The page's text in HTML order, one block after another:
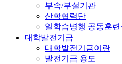
부속/부설기관
산학협력단
일학습병행 공동훈련
대학발전기금
대학발전기금이란
발전기금 용도